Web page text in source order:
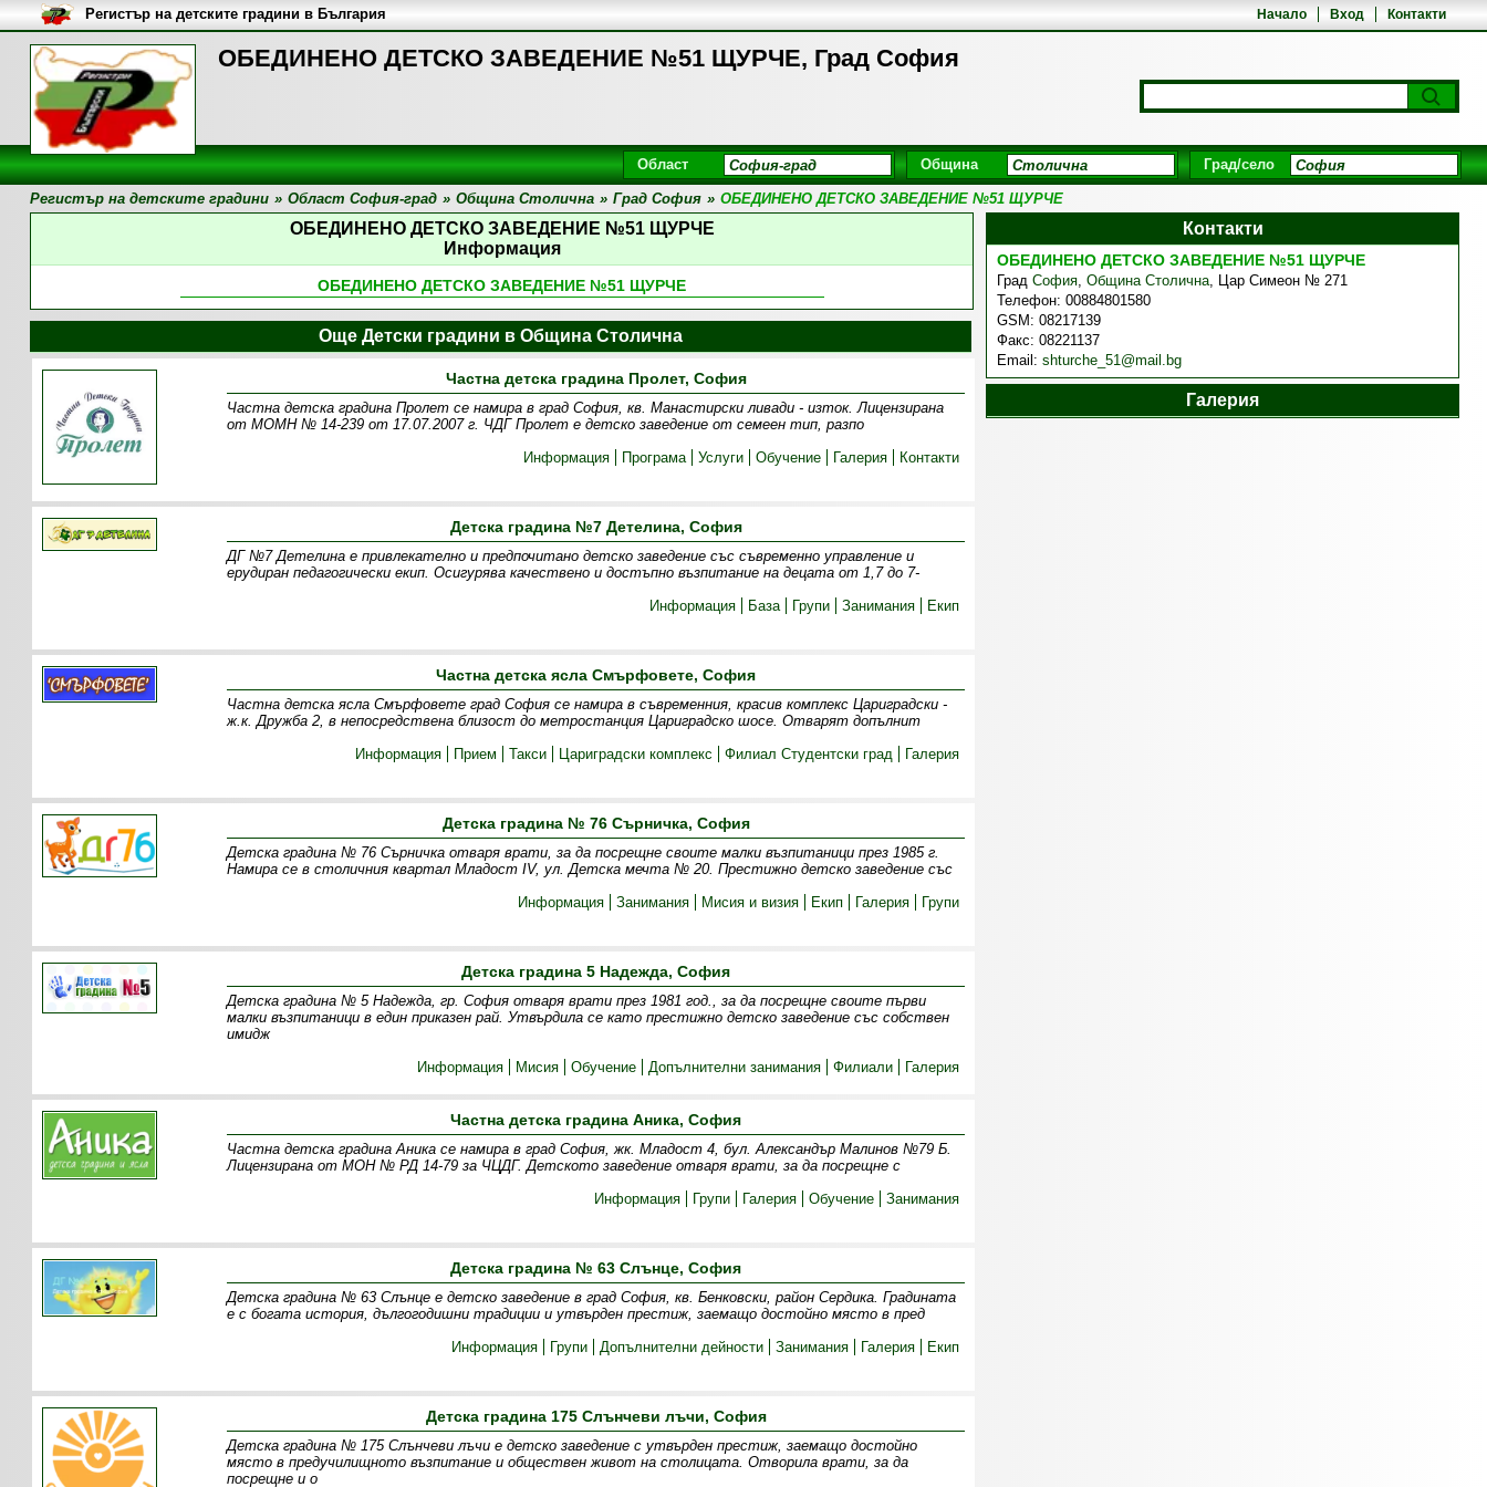
ОБЕДИНЕНО ДЕТСКО ЗАВЕДЕНИЕ №51 ЩУРЧЕ, Град София
Начало Вход Контакти
Регистър на детските градини в България
Област Община Град/село
Регистър на детските градини » Област София-град » Община Столична » Град София » ОБЕДИНЕНО ДЕТСКО ЗАВЕДЕНИЕ №51 ЩУРЧЕ
ОБЕДИНЕНО ДЕТСКО ЗАВЕДЕНИЕ №51 ЩУРЧЕ
Информация
ОБЕДИНЕНО ДЕТСКО ЗАВЕДЕНИЕ №51 ЩУРЧЕ
Контакти
ОБЕДИНЕНО ДЕТСКО ЗАВЕДЕНИЕ №51 ЩУРЧЕ
Град София, Община Столична, Цар Симеон № 271
Телефон: 00884801580
GSM: 08217139
Факс: 08221137
Email: shturche_51@mail.bg
Галерия
Още Детски градини в Община Столична
Частна детска градина Пролет, София
Частна детска градина Пролет се намира в град София, кв. Манастирски ливади - изток. Лицензирана
от МОМН № 14-239 от 17.07.2007 г. ЧДГ Пролет е детско заведение от семеен тип, разпо
Информация
Програма Услуги Обучение Галерия Контакти
Детска градина №7 Детелина, София
ДГ №7 Детелина е привлекателно и предпочитано детско заведение със съвременно управление и
ерудиран педагогически екип. Осигурява качествено и достъпно възпитание на децата от 1,7 до 7-
Информация
База Групи Занимания Екип
Частна детска ясла Смърфовете, София
Частна детска ясла Смърфовете град София се намира в съвременния, красив комплекс Цариградски -
ж.к. Дружба 2, в непосредствена близост до метростанция Цариградско шосе. Отварят допълнит
Информация
Прием Такси Цариградски комплекс Филиал Студентски град Галерия
Детска градина № 76 Сърничка, София
Детска градина № 76 Сърничка отваря врати, за да посрещне своите малки възпитаници през 1985 г.
Намира се в столичния квартал Младост IV, ул. Детска мечта № 20. Престижно детско заведение със
Информация
Занимания Мисия и визия Екип Галерия Групи
Детска градина 5 Надежда, София
Детска градина № 5 Надежда, гр. София отваря врати през 1981 год., за да посрещне своите първи
малки възпитаници в един приказен рай. Утвърдила се като престижно детско заведение със собствен
имидж
Информация
Мисия Обучение Допълнителни занимания Филиали Галерия
Частна детска градина Аника, София
Частна детска градина Аника се намира в град София, жк. Младост 4, бул. Александър Малинов №79 Б.
Лицензирана от МОН № РД 14-79 за ЧЦДГ. Детското заведение отваря врати, за да посрещне с
Информация
Групи Галерия Обучение Занимания
Детска градина № 63 Слънце, София
Детска градина № 63 Слънце е детско заведение в град София, кв. Бенковски, район Сердика. Градината
е с богата история, дългогодишни традиции и утвърден престиж, заемащо достойно място в пред
Информация
Групи Допълнителни дейности Занимания Галерия Екип
Детска градина 175 Слънчеви лъчи, София
Детска градина № 175 Слънчеви лъчи e детско заведение с утвърден престиж, заемащо достойно
място в предучилищното възпитание и обществен живот на столицата. Отворила врати, за да
посрещне и о